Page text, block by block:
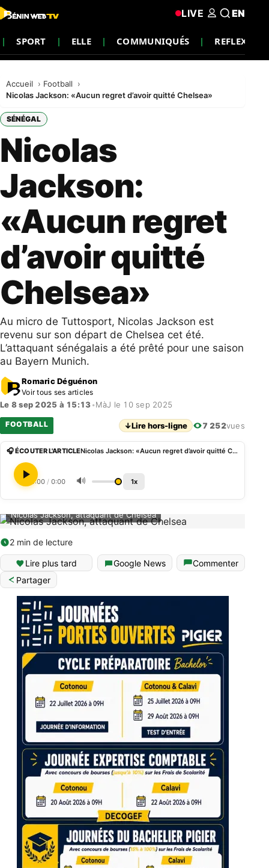
SPORT ELLE COMMUNIQUÉS REFLEXION
LIVE EN
Accueil
Football
Nicolas Jackson: «Aucun regret d’avoir quitté Chelsea»
SÉNÉGAL
Nicolas
Jackson:
«Aucun regret
d’avoir quitté
Chelsea»
Au micro de Tuttosport, Nicolas Jackson est
revenu sur son départ de Chelsea cet été.
L’attaquant sénégalais a été prêté pour une saison
au Bayern Munich.
Romaric Déguénon
Voir tous ses articles
Le 8 sep 2025 à 15:13•MàJ le 10 sep 2025
FOOTBALL ↓Lire hors-ligne 7 252vues
🎧 ÉCOUTER L'ARTICLE Nicolas Jackson: «Aucun regret d’avoir quitté Chelsea»
0:00 / 0:00 🔊 1x
Nicolas Jackson, attaquant de Chelsea
2 min de lecture
Lire plus tard Google News
Commenter
Partager